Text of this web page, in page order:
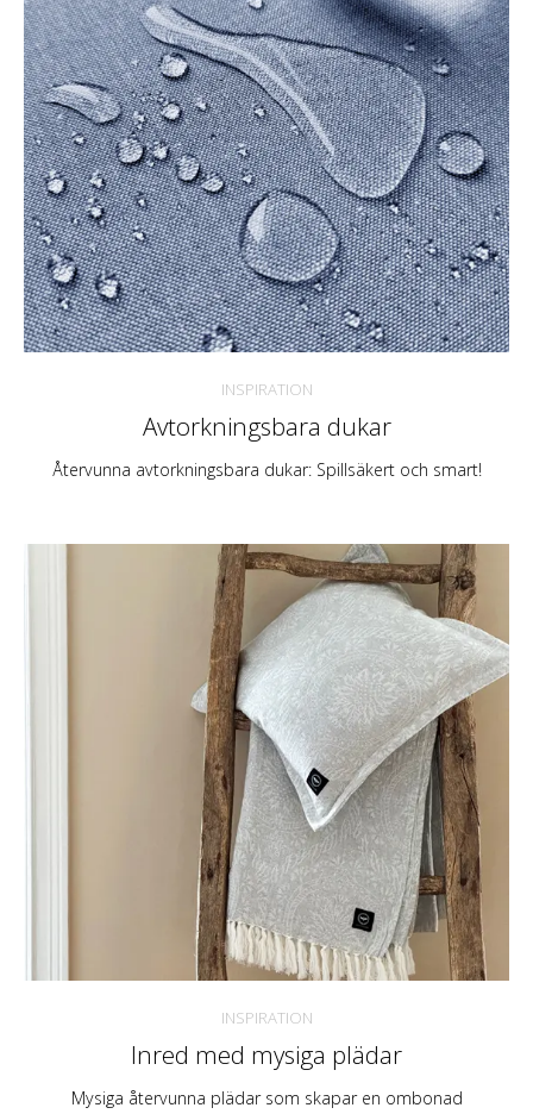
INSPIRATION
Avtorkningsbara dukar
Återvunna avtorkningsbara dukar: Spillsäkert och smart!
INSPIRATION
Inred med mysiga plädar
Mysiga återvunna plädar som skapar en ombonad